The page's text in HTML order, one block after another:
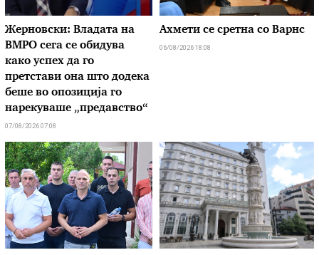
Жерновски: Владата на
ВМРО сега се обидува
како успех да го
претстави она што додека
беше во опозиција го
нарекуваше „предавство“
07/08/2026 07:08
Ахмети се сретна со Варнс
06/08/2026 18:08